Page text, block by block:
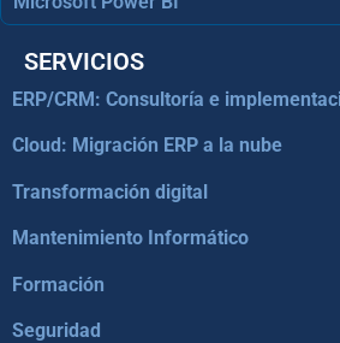
SERVICIOS
ERP/CRM: Consultoría e
Cloud: Migración ERP a la nube
Transformación digital
Mantenimiento Informático
Formación
Seguridad